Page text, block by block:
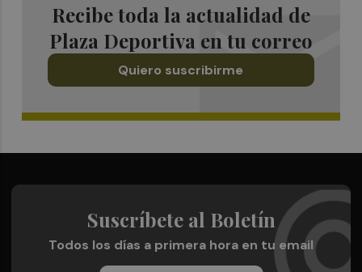
Recibe toda la actualidad de
Plaza Deportiva en tu correo
Quiero suscribirme
Suscríbete al Boletín
Todos los días a primera hora en tu email